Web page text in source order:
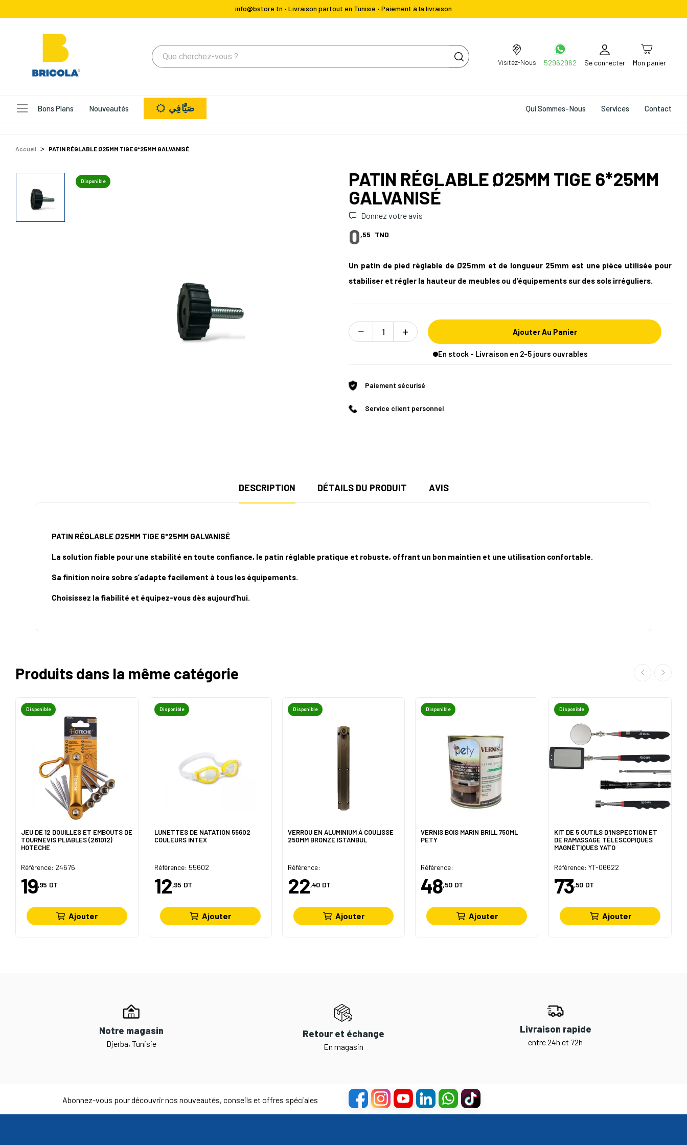
info@bstore.tn • Livraison partout en Tunisie • Paiement à la livraison
Visitez-Nous 52962962 Se connecter Mon panier
Bons Plans Nouveautés Qui Sommes-Nous Services Contact صَيَّافِي
Accueil PATIN RÉGLABLE Ø25MM TIGE 6*25MM GALVANISÉ
Disponible
PATIN RÉGLABLE Ø25MM TIGE 6*25MM
GALVANISÉ
Donnez votre avis
0,55 TND
Un patin de pied réglable de Ø25mm et de longueur 25mm est une pièce utilisée pour
stabiliser et régler la hauteur de meubles ou d’équipements sur des sols irréguliers.
Ajouter Au Panier
En stock - Livraison en 2-5 jours ouvrables
Paiement sécurisé
Service client personnel
DESCRIPTION DÉTAILS DU PRODUIT AVIS
PATIN RÉGLABLE Ø25MM TIGE 6*25MM GALVANISÉ
La solution fiable pour une stabilité en toute confiance, le patin réglable pratique et robuste, offrant un bon maintien et une utilisation confortable.
Sa finition noire sobre s’adapte facilement à tous les équipements.
Choisissez la fiabilité et équipez-vous dès aujourd’hui.
Produits dans la même catégorie
Disponible
JEU DE 12 DOUILLES ET EMBOUTS DE
TOURNEVIS PLIABLES (261012)
HOTECHE
Référence: 24676
19,95 DT
Ajouter
Disponible
LUNETTES DE NATATION 55602
COULEURS INTEX
Référence: 55602
12,95 DT
Ajouter
Disponible
VERROU EN ALUMINIUM À COULISSE
250MM BRONZE ISTANBUL
Référence:
22,40 DT
Ajouter
Disponible
VERNIS BOIS MARIN BRILL 750ML
PETY
Référence:
48,50 DT
Ajouter
Disponible
KIT DE 5 OUTILS D'INSPECTION ET
DE RAMASSAGE TÉLESCOPIQUES
MAGNÉTIQUES YATO
Référence: YT-06622
73,50 DT
Ajouter
Notre magasin
Djerba, Tunisie
Retour et échange
En magasin
Livraison rapide
entre 24h et 72h
Abonnez-vous pour découvrir nos nouveautés, conseils et offres spéciales